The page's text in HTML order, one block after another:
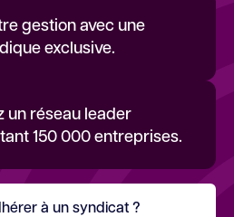
gestion avec une
exclusive.
un réseau leader
150 000 entreprises.
à un syndicat ?